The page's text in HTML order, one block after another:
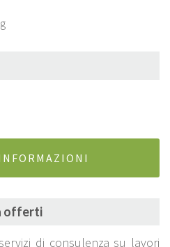
offerti
di consulenza su lavori